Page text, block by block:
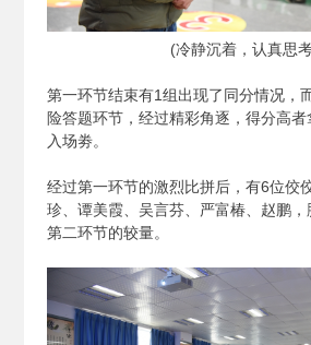
(冷静沉着，认真思
第一环节结束有1组出现了同分情况，
险答题环节，经过精彩角逐，得分高
入场劵。
经过第一环节的激烈比拼后，有6位佼
珍、谭美霞、吴言芬、严富椿、赵鹏，
第二环节的较量。